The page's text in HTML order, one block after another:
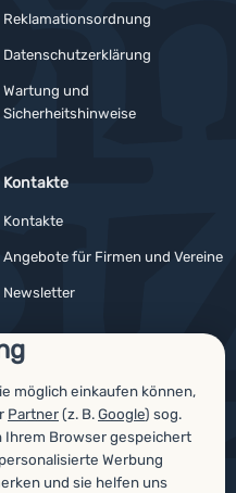
möglich einkaufen können,
Partner(z. B.Google) sog.
Ihrem Browser gespeichert
Werbung
und sie helfen uns
Reklamationsordnung
Datenschutzerklärung
Wartung und
Sicherheitshinweise
Kontakte
Kontakte
Angebote für Firmen und Vereine
Newsletter